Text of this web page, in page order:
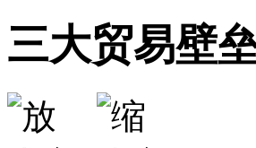
三大贸易壁